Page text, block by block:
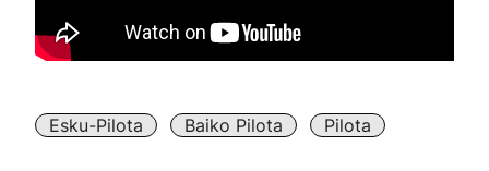
Esku-Pilota Baiko Pilota Pilota